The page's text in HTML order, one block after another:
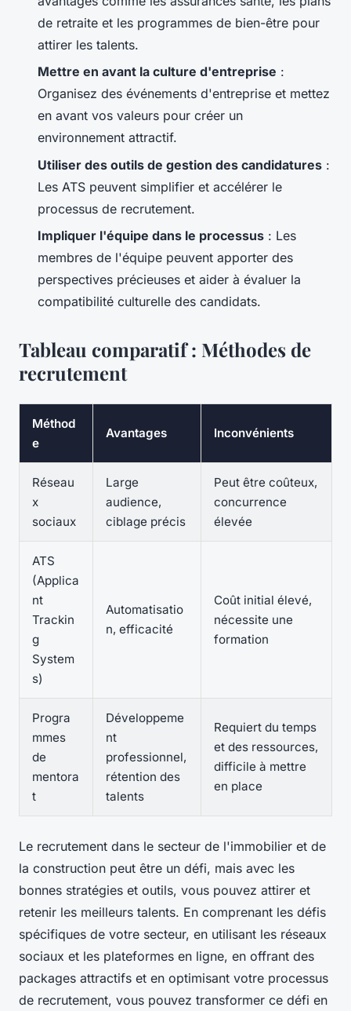
de retraite et les programmes de bien-être pour
attirer les talents.
Mettre en avant la culture d'entreprise :
Organisez des événements d'entreprise et mettez
en avant vos valeurs pour créer un
environnement attractif.
Utiliser des outils de gestion des candidatures :
Les ATS peuvent simplifier et accélérer le
processus de recrutement.
Impliquer l'équipe dans le processus : Les
membres de l'équipe peuvent apporter des
perspectives précieuses et aider à évaluer la
compatibilité culturelle des candidats.
Tableau comparatif : Méthodes de
recrutement
Méthod
e
Avantages Inconvénients
Réseau
x
sociaux
Large
audience,
ciblage précis
Peut être coûteux,
concurrence
élevée
ATS
(Applica
nt
Trackin
g
System
s)
Automatisatio
n, efficacité
Coût initial élevé,
nécessite une
formation
Progra
mmes
de
mentora
t
Développeme
nt
professionnel,
rétention des
talents
Requiert du temps
et des ressources,
difficile à mettre
en place
Le recrutement dans le secteur de l'immobilier et de
la construction peut être un défi, mais avec les
bonnes stratégies et outils, vous pouvez attirer et
retenir les meilleurs talents. En comprenant les défis
spécifiques de votre secteur, en utilisant les réseaux
sociaux et les plateformes en ligne, en offrant des
packages attractifs et en optimisant votre processus
de recrutement, vous pouvez transformer ce défi en